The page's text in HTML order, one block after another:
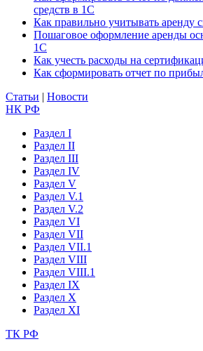
средств в 1С
Как правильно учитывать аренду
Пошаговое оформление аренды
1С
Как учесть расходы на
Как сформировать отчет по
Статьи | Новости
НК РФ
Раздел I
Раздел II
Раздел III
Раздел IV
Раздел V
Раздел V.1
Раздел V.2
Раздел VI
Раздел VII
Раздел VII.1
Раздел VIII
Раздел VIII.1
Раздел IX
Раздел X
Раздел XI
ТК РФ